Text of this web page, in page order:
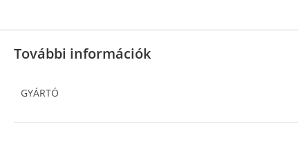
További információk
GYÁRTÓ